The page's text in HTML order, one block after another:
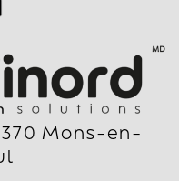
Mons-en-